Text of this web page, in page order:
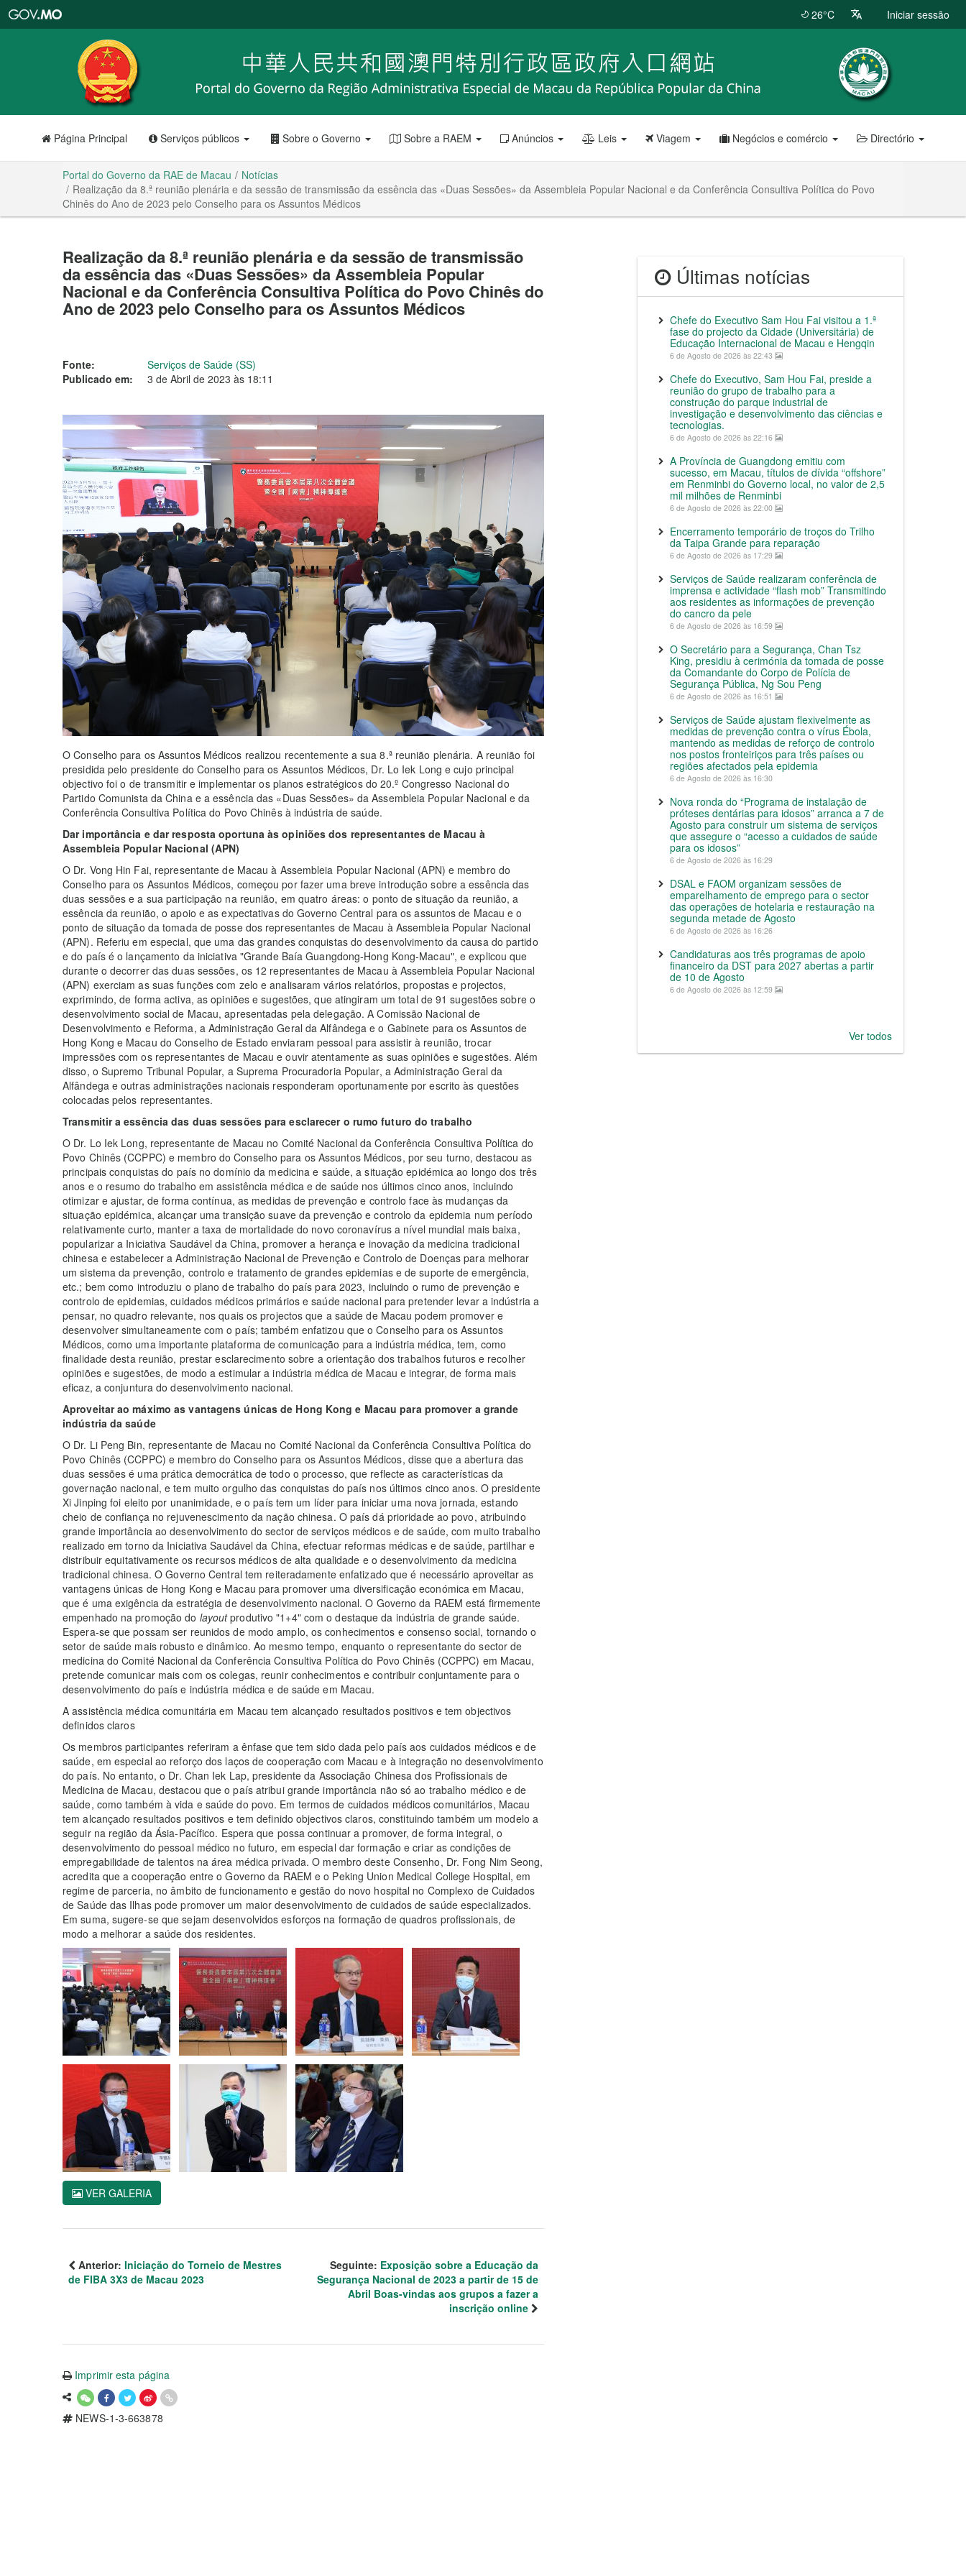
RAE
de
Macau
26°C Iniciar sessão
Página Principal Serviços públicos Sobre o Governo Sobre a RAEM Anúncios Leis Viagem Negócios e comércio Directório
Portal do Governo da RAE de Macau
Notícias
Realização da 8.ª reunião plenária e da sessão de transmissão da essência das «Duas Sessões» da Assembleia Popular Nacional e da Conferência Consultiva Política do Povo
Chinês do Ano de 2023 pelo Conselho para os Assuntos Médicos
Realização da 8.ª reunião plenária e da sessão de transmissão
da essência das «Duas Sessões» da Assembleia Popular
Nacional e da Conferência Consultiva Política do Povo Chinês do
Ano de 2023 pelo Conselho para os Assuntos Médicos
Fonte:
Serviços de Saúde (SS)
Publicado em:
3 de Abril de 2023 às 18:11
O Conselho para os Assuntos Médicos realizou recentemente a sua 8.ª reunião plenária. A reunião foi
presidida pelo presidente do Conselho para os Assuntos Médicos, Dr. Lo Iek Long e cujo principal
objectivo foi o de transmitir e implementar os planos estratégicos do 20.º Congresso Nacional do
Partido Comunista da China e a essência das «Duas Sessões» da Assembleia Popular Nacional e da
Conferência Consultiva Política do Povo Chinês à indústria de saúde.
Dar importância e dar resposta oportuna às opiniões dos representantes de Macau à
Assembleia Popular Nacional (APN)
O Dr. Vong Hin Fai, representante de Macau à Assembleia Popular Nacional (APN) e membro do
Conselho para os Assuntos Médicos, começou por fazer uma breve introdução sobre a essência das
duas sessões e a sua participação na reunião, em quatro áreas: o ponto de situação da reunião, a
essência da reunião, o apoio e as expectativas do Governo Central para os assuntos de Macau e o
ponto de situação da tomada de posse dos representantes de Macau à Assembleia Popular Nacional
(APN). Referiu em especial, que uma das grandes conquistas do desenvolvimento da causa do partido
e do país é o lançamento da iniciativa "Grande Baía Guangdong-Hong Kong-Macau", e explicou que
durante o decorrer das duas sessões, os 12 representantes de Macau à Assembleia Popular Nacional
(APN) exerciam as suas funções com zelo e analisaram vários relatórios, propostas e projectos,
exprimindo, de forma activa, as opiniões e sugestões, que atingiram um total de 91 sugestões sobre o
desenvolvimento social de Macau, apresentadas pela delegação. A Comissão Nacional de
Desenvolvimento e Reforma, a Administração Geral da Alfândega e o Gabinete para os Assuntos de
Hong Kong e Macau do Conselho de Estado enviaram pessoal para assistir à reunião, trocar
impressões com os representantes de Macau e ouvir atentamente as suas opiniões e sugestões. Além
disso, o Supremo Tribunal Popular, a Suprema Procuradoria Popular, a Administração Geral da
Alfândega e outras administrações nacionais responderam oportunamente por escrito às questões
colocadas pelos representantes.
Transmitir a essência das duas sessões para esclarecer o rumo futuro do trabalho
O Dr. Lo Iek Long, representante de Macau no Comité Nacional da Conferência Consultiva Política do
Povo Chinês (CCPPC) e membro do Conselho para os Assuntos Médicos, por seu turno, destacou as
principais conquistas do país no domínio da medicina e saúde, a situação epidémica ao longo dos três
anos e o resumo do trabalho em assistência médica e de saúde nos últimos cinco anos, incluindo
otimizar e ajustar, de forma contínua, as medidas de prevenção e controlo face às mudanças da
situação epidémica, alcançar uma transição suave da prevenção e controlo da epidemia num período
relativamente curto, manter a taxa de mortalidade do novo coronavírus a nível mundial mais baixa,
popularizar a Iniciativa Saudável da China, promover a herança e inovação da medicina tradicional
chinesa e estabelecer a Administração Nacional de Prevenção e Controlo de Doenças para melhorar
um sistema da prevenção, controlo e tratamento de grandes epidemias e de suporte de emergência,
etc.; bem como introduziu o plano de trabalho do país para 2023, incluindo o rumo de prevenção e
controlo de epidemias, cuidados médicos primários e saúde nacional para pretender levar a indústria a
pensar, no quadro relevante, nos quais os projectos que a saúde de Macau podem promover e
desenvolver simultaneamente com o país; também enfatizou que o Conselho para os Assuntos
Médicos, como uma importante plataforma de comunicação para a indústria médica, tem, como
finalidade desta reunião, prestar esclarecimento sobre a orientação dos trabalhos futuros e recolher
opiniões e sugestões, de modo a estimular a indústria médica de Macau e integrar, de forma mais
eficaz, a conjuntura do desenvolvimento nacional.
Aproveitar ao máximo as vantagens únicas de Hong Kong e Macau para promover a grande
indústria da saúde
O Dr. Li Peng Bin, representante de Macau no Comité Nacional da Conferência Consultiva Política do
Povo Chinês (CCPPC) e membro do Conselho para os Assuntos Médicos, disse que a abertura das
duas sessões é uma prática democrática de todo o processo, que reflecte as características da
governação nacional, e tem muito orgulho das conquistas do país nos últimos cinco anos. O presidente
Xi Jinping foi eleito por unanimidade, e o país tem um líder para iniciar uma nova jornada, estando
cheio de confiança no rejuvenescimento da nação chinesa. O país dá prioridade ao povo, atribuindo
grande importância ao desenvolvimento do sector de serviços médicos e de saúde, com muito trabalho
realizado em torno da Iniciativa Saudável da China, efectuar reformas médicas e de saúde, partilhar e
distribuir equitativamente os recursos médicos de alta qualidade e o desenvolvimento da medicina
tradicional chinesa. O Governo Central tem reiteradamente enfatizado que é necessário aproveitar as
vantagens únicas de Hong Kong e Macau para promover uma diversificação económica em Macau,
que é uma exigência da estratégia de desenvolvimento nacional. O Governo da RAEM está firmemente
empenhado na promoção do layoutprodutivo "1+4" com o destaque da indústria de grande saúde.
Espera-se que possam ser reunidos de modo amplo, os conhecimentos e consenso social, tornando o
setor de saúde mais robusto e dinâmico. Ao mesmo tempo, enquanto o representante do sector de
medicina do Comité Nacional da Conferência Consultiva Política do Povo Chinês (CCPPC) em Macau,
pretende comunicar mais com os colegas, reunir conhecimentos e contribuir conjuntamente para o
desenvolvimento do país e indústria médica e de saúde em Macau.
A assistência médica comunitária em Macau tem alcançado resultados positivos e tem objectivos
definidos claros
Os membros participantes referiram a ênfase que tem sido dada pelo país aos cuidados médicos e de
saúde, em especial ao reforço dos laços de cooperação com Macau e à integração no desenvolvimento
do país. No entanto, o Dr. Chan Iek Lap, presidente da Associação Chinesa dos Profissionais de
Medicina de Macau, destacou que o país atribui grande importância não só ao trabalho médico e de
saúde, como também à vida e saúde do povo. Em termos de cuidados médicos comunitários, Macau
tem alcançado resultados positivos e tem definido objectivos claros, constituindo também um modelo a
seguir na região da Ásia-Pacífico. Espera que possa continuar a promover, de forma integral, o
desenvolvimento do pessoal médico no futuro, em especial dar formação e criar as condições de
empregabilidade de talentos na área médica privada. O membro deste Consenho, Dr. Fong Nim Seong,
acredita que a cooperação entre o Governo da RAEM e o Peking Union Medical College Hospital, em
regime de parceria, no âmbito de funcionamento e gestão do novo hospital no Complexo de Cuidados
de Saúde das Ilhas pode promover um maior desenvolvimento de cuidados de saúde especializados.
Em suma, sugere-se que sejam desenvolvidos esforços na formação de quadros profissionais, de
modo a melhorar a saúde dos residentes.
VER GALERIA
Anterior: Iniciação do Torneio de Mestres
de FIBA 3X3 de Macau 2023
Seguinte: Exposição sobre a Educação da
Segurança Nacional de 2023 a partir de 15 de
Abril Boas-vindas aos grupos a fazer a
inscrição online
Imprimir esta página
NEWS-1-3-663878
Últimas notícias
Chefe do Executivo Sam Hou Fai visitou a 1.ª
fase do projecto da Cidade (Universitária) de
Educação Internacional de Macau e Hengqin
6 de Agosto de 2026 às 22:43
Chefe do Executivo, Sam Hou Fai, preside a
reunião do grupo de trabalho para a
construção do parque industrial de
investigação e desenvolvimento das ciências e
tecnologias.
6 de Agosto de 2026 às 22:16
A Província de Guangdong emitiu com
sucesso, em Macau, títulos de dívida “offshore”
em Renminbi do Governo local, no valor de 2,5
mil milhões de Renminbi
6 de Agosto de 2026 às 22:00
Encerramento temporário de troços do Trilho
da Taipa Grande para reparação
6 de Agosto de 2026 às 17:29
Serviços de Saúde realizaram conferência de
imprensa e actividade “flash mob” Transmitindo
aos residentes as informações de prevenção
do cancro da pele
6 de Agosto de 2026 às 16:59
O Secretário para a Segurança, Chan Tsz
King, presidiu à cerimónia da tomada de posse
da Comandante do Corpo de Polícia de
Segurança Pública, Ng Sou Peng
6 de Agosto de 2026 às 16:51
Serviços de Saúde ajustam flexivelmente as
medidas de prevenção contra o vírus Ébola,
mantendo as medidas de reforço de controlo
nos postos fronteiriços para três países ou
regiões afectados pela epidemia
6 de Agosto de 2026 às 16:30
Nova ronda do “Programa de instalação de
próteses dentárias para idosos” arranca a 7 de
Agosto para construir um sistema de serviços
que assegure o “acesso a cuidados de saúde
para os idosos”
6 de Agosto de 2026 às 16:29
DSAL e FAOM organizam sessões de
emparelhamento de emprego para o sector
das operações de hotelaria e restauração na
segunda metade de Agosto
6 de Agosto de 2026 às 16:26
Candidaturas aos três programas de apoio
financeiro da DST para 2027 abertas a partir
de 10 de Agosto
6 de Agosto de 2026 às 12:59
Ver todos